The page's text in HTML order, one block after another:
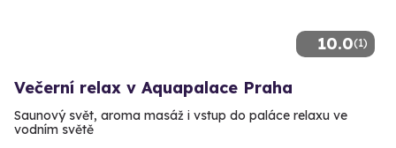
10.0(1)
Večerní relax v Aquapalace Praha
Saunový svět, aroma masáž i vstup do paláce relaxu ve
vodním světě